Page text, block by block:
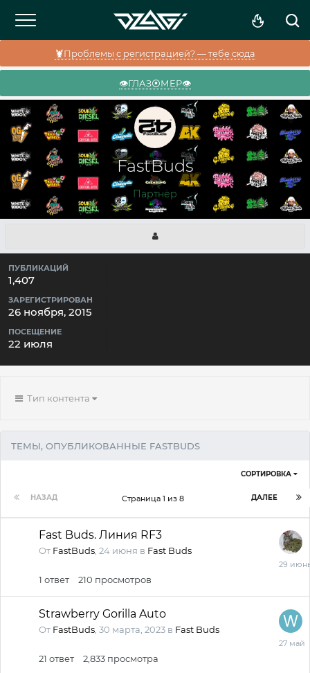
🦞Проблемы с регистрацией? — тебе сюда
👁️ГЛАЗ⦿МЕР👁️
FastBuds
Партнёр
ПУБЛИКАЦИЙ
1,407
ЗАРЕГИСТРИРОВАН
26 ноября, 2015
ПОСЕЩЕНИЕ
22 июля
Тип контента
ТЕМЫ, ОПУБЛИКОВАННЫЕ FASTBUDS
СОРТИРОВКА
НАЗАД ДАЛЕЕ
Страница 1 из 8
Fast Buds. Линия RF3
От FastBuds 24 июня в Fast Buds
1 ответ 210 просмотров
29
Strawberry Gorilla Auto
От FastBuds 30 марта, 2023 в Fast Buds
21 ответ 2,833 просмотра
27